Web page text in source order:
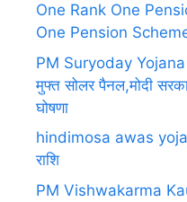
One Rank One
One Pension
PM Suryoday
मुफ्त सोलर पैनल,मोदी
घोषणा
hindimosa awas
राशि
PM Vishwakarma